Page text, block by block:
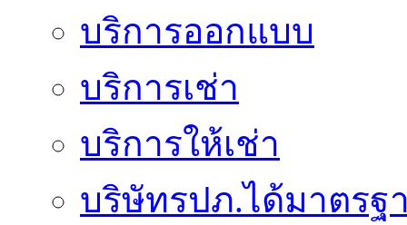
บริการออกแบบ
บริการเช่า
บริการให้เช่า
บริษัทรปภ.ได้มาตรฐ